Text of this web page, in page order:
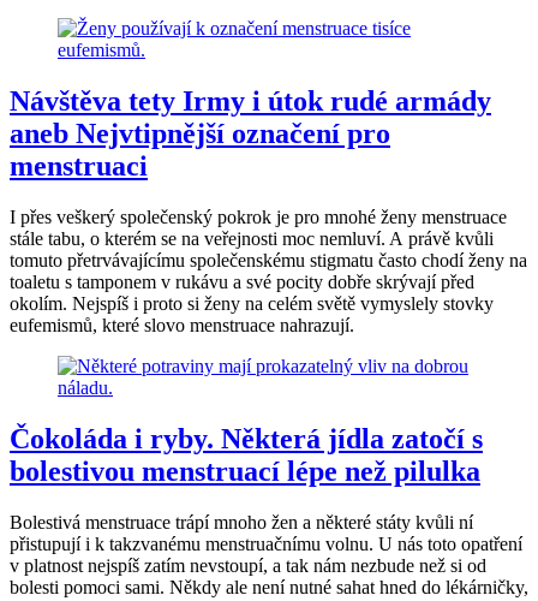
Návštěva tety Irmy i útok rudé armády
aneb Nejvtipnější označení pro
menstruaci
I přes veškerý společenský pokrok je pro mnohé ženy menstruace
stále tabu, o kterém se na veřejnosti moc nemluví. A právě kvůli
tomuto přetrvávajícímu společenskému stigmatu často chodí ženy na
toaletu s tamponem v rukávu a své pocity dobře skrývají před
okolím. Nejspíš i proto si ženy na celém světě vymyslely stovky
eufemismů, které slovo menstruace nahrazují.
Čokoláda i ryby. Některá jídla zatočí s
bolestivou menstruací lépe než pilulka
Bolestivá menstruace trápí mnoho žen a některé státy kvůli ní
přistupují i k takzvanému menstruačnímu volnu. U nás toto opatření
v platnost nejspíš zatím nevstoupí, a tak nám nezbude než si od
bolesti pomoci sami. Někdy ale není nutné sahat hned do lékárničky,